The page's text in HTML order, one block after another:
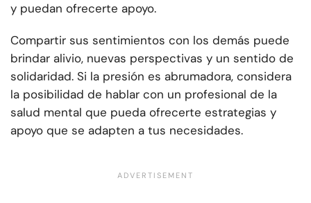
y puedan ofrecerte apoyo.
Compartir sus sentimientos con los demás puede
brindar alivio, nuevas perspectivas y un sentido de
solidaridad. Si la presión es abrumadora, considera
la posibilidad de hablar con un profesional de la
salud mental que pueda ofrecerte estrategias y
apoyo que se adapten a tus necesidades.